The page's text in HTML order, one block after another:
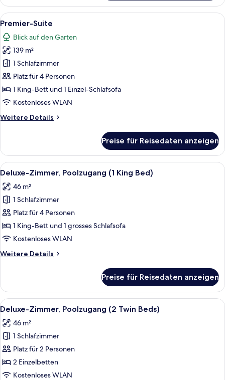
Executive-
Suite
Alle
Fotos
für
Premier-
Suite
anzeigen
Ein modernes Wohnzimmer mit
5
Premier-Suite
Blick auf den Garten
139 m²
1 Schlafzimmer
Platz für 4 Personen
1 King-Bett und 1 Einzel-Schlafsofa
Kostenloses WLAN
Weitere Details
Weitere
Suite
Preise für Reisedaten anzeigen
Alle
Fotos
für
Deluxe-
Zimmer,
Poolzugang
(1
Bed)
Ein Hotelzimmer mit Bett,
9
Deluxe-Zimmer, Poolzugang (1 King Bed)
46 m²
1 Schlafzimmer
Platz für 4 Personen
1 King-Bett und 1 grosses Schlafsofa
Kostenloses WLAN
Weitere Details
Weitere
Zimmer,
Poolzugang
(1
Bed)
Preise für Reisedaten anzeigen
Alle
Fotos
für
Deluxe-
Zimmer,
Poolzugang
(2
Ein Hotelzimmer mit zwei Betten,
8
Deluxe-Zimmer, Poolzugang (2 Twin Beds)
46 m²
1 Schlafzimmer
Platz für 2 Personen
2 Einzelbetten
Kostenloses WLAN